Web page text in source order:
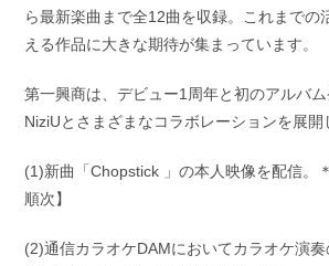
ら最新楽曲まで全12曲を収録。これまでの
える作品に大きな期待が集まっています。
第一興商は、デビュー1周年と初のアルバム
NiziUとさまざまなコラボレーションを展開
(1)新曲「Chopstick 」の本人映像を配信。
順次】
(2)通信カラオケDAMにおいてカラオケ演